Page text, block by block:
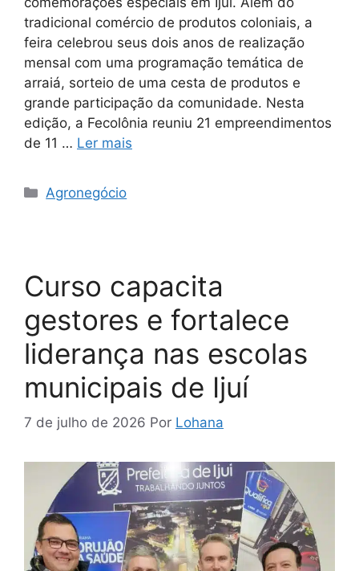
tradicional comércio de produtos coloniais, a
feira celebrou seus dois anos de realização
mensal com uma programação temática de
arraiá, sorteio de uma cesta de produtos e
grande participação da comunidade. Nesta
edição, a Fecolônia reuniu 21 empreendimentos
de 11 … Ler mais
Agronegócio
Curso capacita
gestores e fortalece
liderança nas escolas
municipais de Ijuí
7 de julho de 2026 Por Lohana